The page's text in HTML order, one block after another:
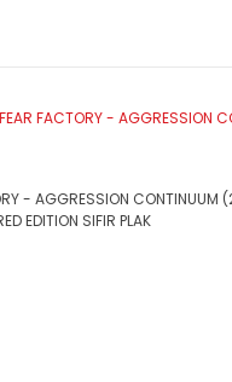
FEAR FACTORY - AGGRESSION